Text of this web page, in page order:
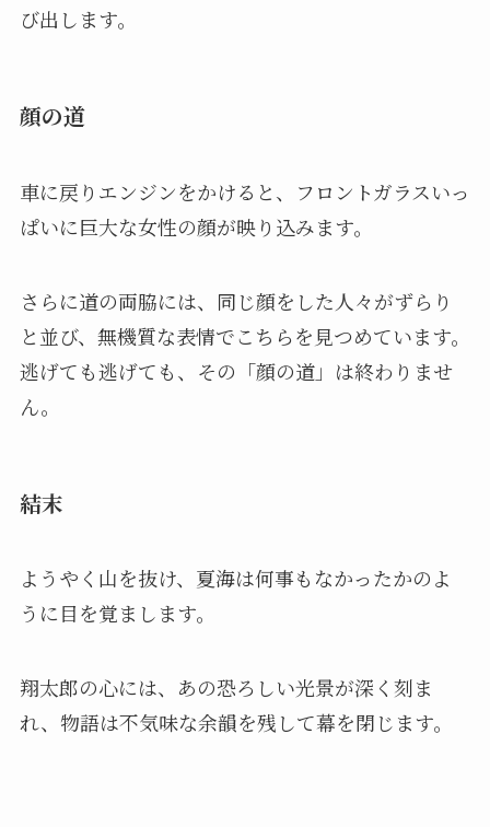
び出します。
顔の道
車に戻りエンジンをかけると、フロントガラスいっ
ぱいに巨大な女性の顔が映り込みます。
さらに道の両脇には、同じ顔をした人々がずらり
と並び、無機質な表情でこちらを見つめています。
逃げても逃げても、その「顔の道」は終わりませ
ん。
結末
ようやく山を抜け、夏海は何事もなかったかのよ
うに目を覚まします。
翔太郎の心には、あの恐ろしい光景が深く刻ま
れ、物語は不気味な余韻を残して幕を閉じます。